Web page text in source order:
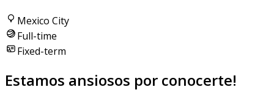
Mexico City
Full-time
Fixed-term
Estamos ansiosos por conocerte!